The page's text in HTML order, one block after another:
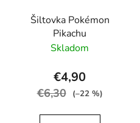
Šiltovka Pokémon
Pikachu
Skladom
€4,90
€6,30 (–22 %)